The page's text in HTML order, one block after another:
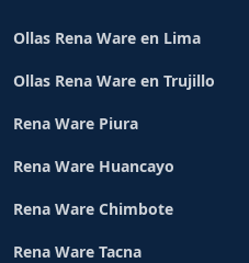
Ollas Rena Ware en Lima
Ollas Rena Ware en Trujillo
Rena Ware Piura
Rena Ware Huancayo
Rena Ware Chimbote
Rena Ware Tacna